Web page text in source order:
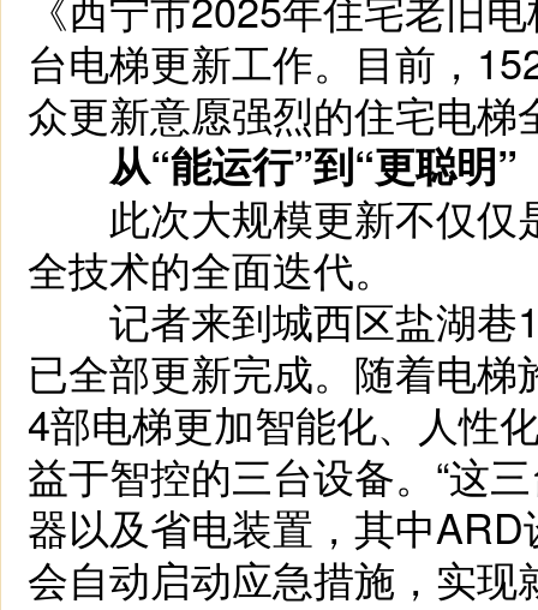
台电梯更新工作。目前，
众更新意愿强烈的住宅电梯
从“能运行”到“更聪明”
此次大规模更新不仅仅
全技术的全面迭代。
记者来到城西区盐湖巷
已全部更新完成。随着电
4部电梯更加智能化、人性
益于智控的三台设备。“这
器以及省电装置，其中
会自动启动应急措施，实